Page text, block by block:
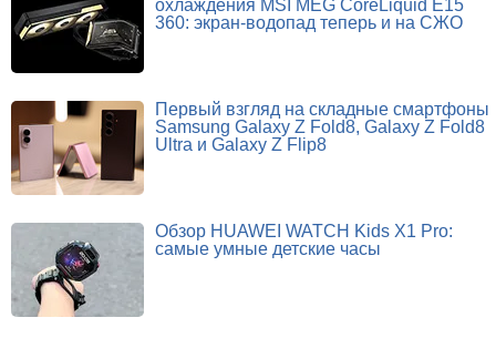
охлаждения MSI MEG CoreLiquid E15
360: экран-водопад теперь и на СЖО
Первый взгляд на складные смартфоны
Samsung Galaxy Z Fold8, Galaxy Z Fold8
Ultra и Galaxy Z Flip8
Обзор HUAWEI WATCH Kids X1 Pro:
самые умные детские часы